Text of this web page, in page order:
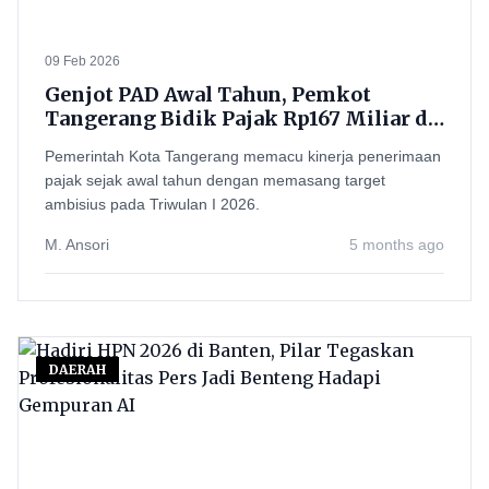
09 Feb 2026
Genjot PAD Awal Tahun, Pemkot
Tangerang Bidik Pajak Rp167 Miliar di
Pemerintah Kota Tangerang memacu kinerja penerimaan
pajak sejak awal tahun dengan memasang target
ambisius pada Triwulan I 2026.
M. Ansori 5 months ago
DAERAH